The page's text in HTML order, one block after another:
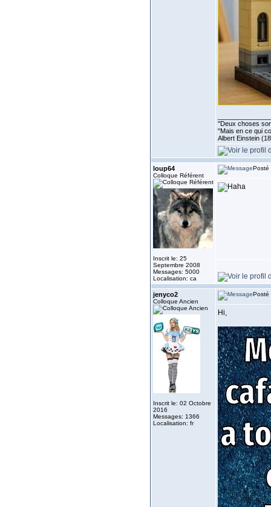
''Deux choses
"Mais en ce qui
Albert Einstein
loup64
Colloque Référent
Inscrit le: 25
Septembre 2008
Messages: 5000
Localisation: ca
Posté
jenyco2
Colloque Ancien
Inscrit le: 02 Octobre
2016
Messages: 1366
Localisation: fr
Posté
Hi,